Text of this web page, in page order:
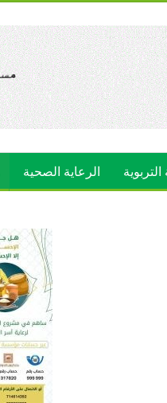
التربوية الرعاية الصحية